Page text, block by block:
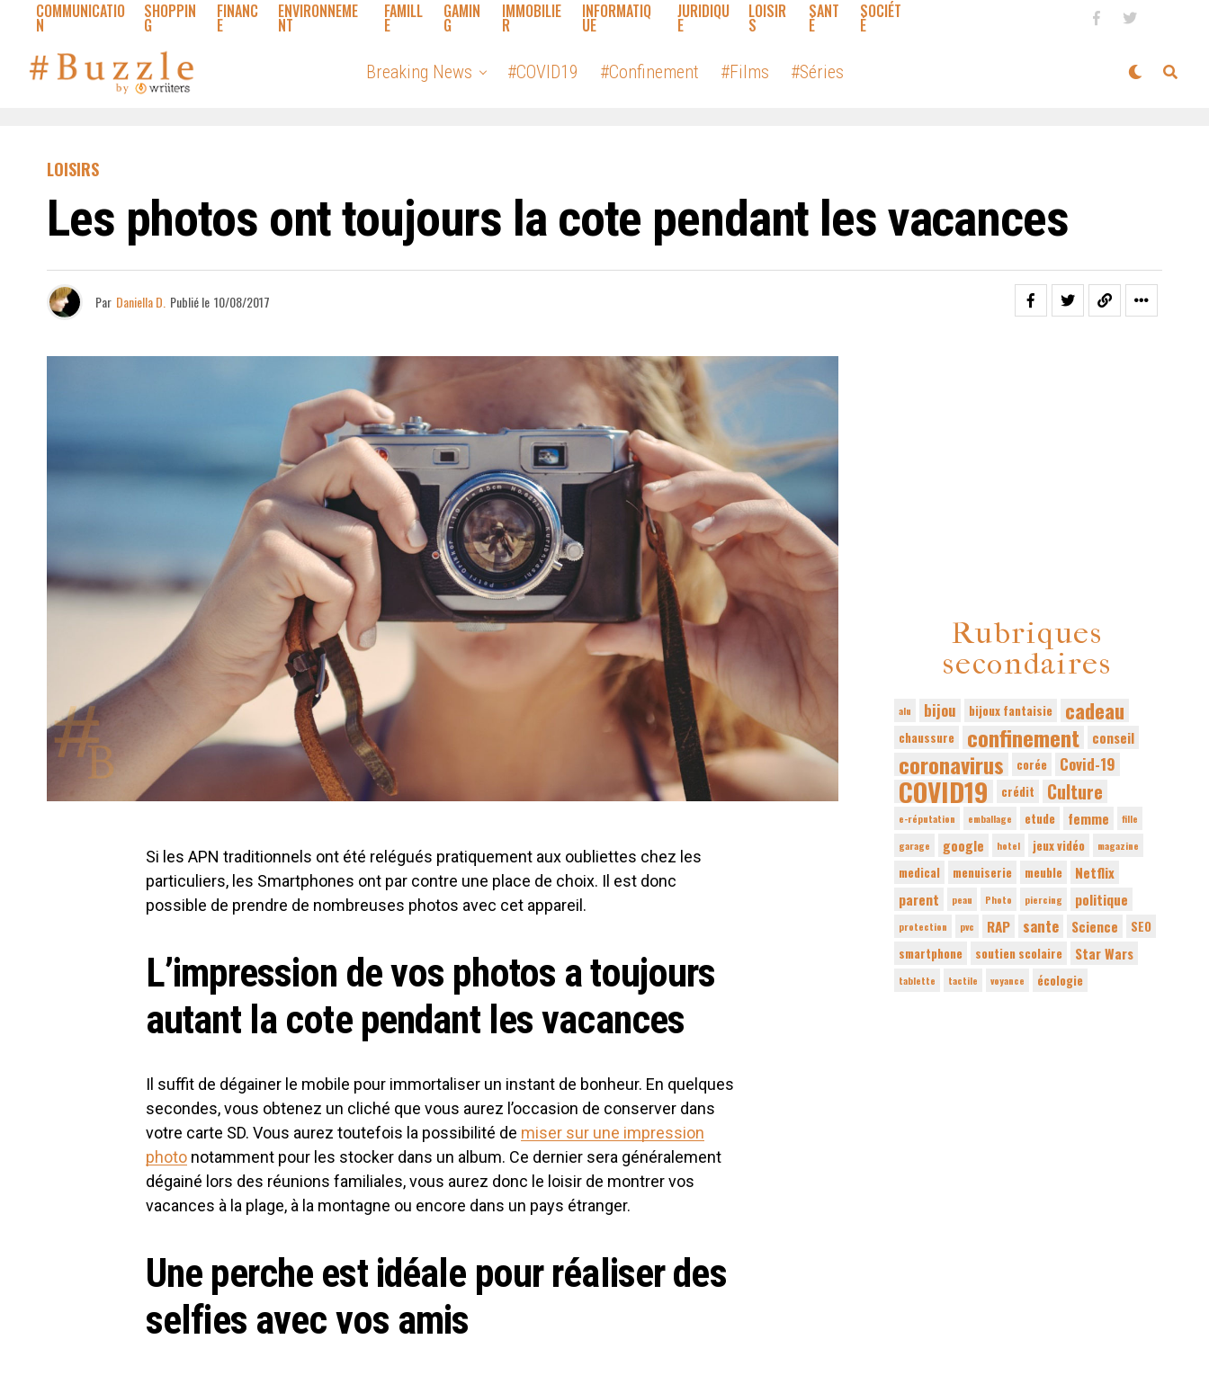
COMMUNICATIO
N
SHOPPIN
G
FINANC
E
ENVIRONNEME
NT
FAMILL
E
GAMIN
G
IMMOBILIE
R
INFORMATIQ
UE
JURIDIQU
E
LOISIR
S
SANT
É
SOCIÉT
É
Breaking News #COVID19 #Confinement #Films #Séries
LOISIRS
Les photos ont toujours la cote pendant les vacances
Par Daniella D. Publié le 10/08/2017
Si les APN traditionnels ont été relégués pratiquement aux oubliettes chez les
particuliers, les Smartphones ont par contre une place de choix. Il est donc
possible de prendre de nombreuses photos avec cet appareil.
L’impression de vos photos a toujours
autant la cote pendant les vacances
Il suffit de dégainer le mobile pour immortaliser un instant de bonheur. En quelques
secondes, vous obtenez un cliché que vous aurez l’occasion de conserver dans
votre carte SD. Vous aurez toutefois la possibilité de miser sur une impression
photo notamment pour les stocker dans un album. Ce dernier sera généralement
dégainé lors des réunions familiales, vous aurez donc le loisir de montrer vos
vacances à la plage, à la montagne ou encore dans un pays étranger.
Une perche est idéale pour réaliser des
selfies avec vos amis
Rubriques
secondaires
alu bijou bijoux fantaisie cadeau
chaussure confinement conseil
coronavirus corée Covid-19
COVID19 crédit Culture
e-réputation emballage etude femme
fille
garage
google hotel jeux vidéo magazine
medical menuiserie meuble
Netflix
parent
peau Photo piercing politique
protection pvc RAP sante Science
SEO
smartphone
soutien scolaire Star Wars
tablette tactile voyance écologie